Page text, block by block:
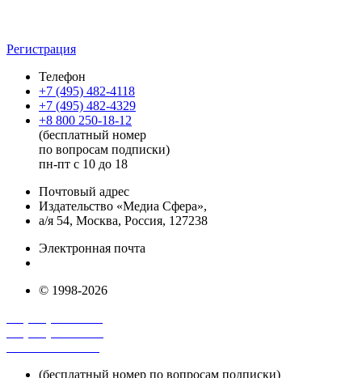
Регистрация
Телефон
+7 (495) 482-4118
+7 (495) 482-4329
+8 800 250-18-12
(бесплатный номер
по вопросам подписки)
пн-пт с 10 до 18
Почтовый адрес
Издательство «Медиа Сфера»,
а/я 54, Москва, Россия, 127238
Электронная почта
© 1998-2026
(бесплатный номер по вопросам подписки)